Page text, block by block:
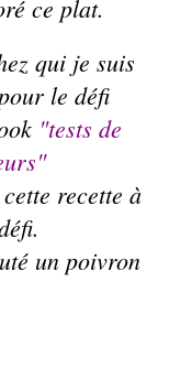
ce plat.
qui je suis
le défi
"tests de
recette à
un poivron